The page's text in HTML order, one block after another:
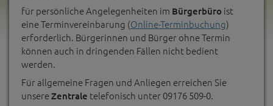
für persönliche Angelegenheiten im Bürgerbüro ist
eine Terminvereinbarung (Online-Terminbuchung)
erforderlich. Bürgerinnen und Bürger ohne Termin
können auch in dringenden Fällen nicht bedient
werden.
Für allgemeine Fragen und Anliegen erreichen Sie
unsereZentrale telefonisch unter 09176 509-0.